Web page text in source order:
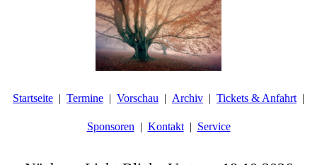
Startseite Termine Vorschau Archiv Tickets & Anfahrt
Sponsoren Kontakt Service